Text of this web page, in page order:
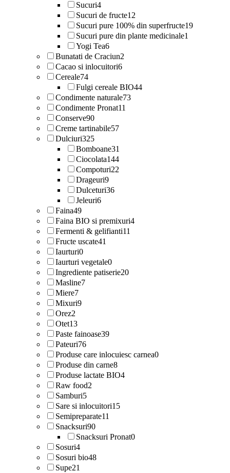
Sucuri4
Sucuri de fructe12
Sucuri pure 100% din superfructe19
Sucuri pure din plante medicinale1
Yogi Tea6
Bunatati de Craciun2
Cacao si inlocuitori6
Cereale74
Fulgi cereale BIO44
Condimente naturale73
Condimente Pronat11
Conserve90
Creme tartinabile57
Dulciuri325
Bomboane31
Ciocolata144
Compoturi22
Drageuri9
Dulceturi36
Jeleuri6
Faina49
Faina BIO si premixuri4
Fermenti & gelifianti11
Fructe uscate41
Iaurturi0
Iaurturi vegetale0
Ingrediente patiserie20
Masline7
Miere7
Mixuri9
Orez2
Otet13
Paste fainoase39
Pateuri76
Produse care inlocuiesc carnea0
Produse din carne8
Produse lactate BIO4
Raw food2
Samburi5
Sare si inlocuitori15
Semipreparate11
Snacksuri90
Snacksuri Pronat0
Sosuri4
Sosuri bio48
Supe21